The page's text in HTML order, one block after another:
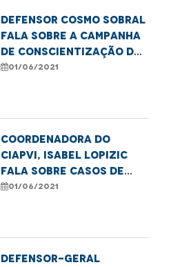
Defensor Cosmo Sobral
fala sobre a Campanha
de Conscientização da
Violência contra a
01/06/2021
Coordenadora do
CIAPVI, Isabel Lopizic
fala sobre casos de
violência contra
01/06/2021
Defensor-geral